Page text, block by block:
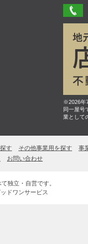
※2026年
同一屋号
業として
す その他事業用を探す 事
お問い合わせ
独立・自営です。
ドワンサービス